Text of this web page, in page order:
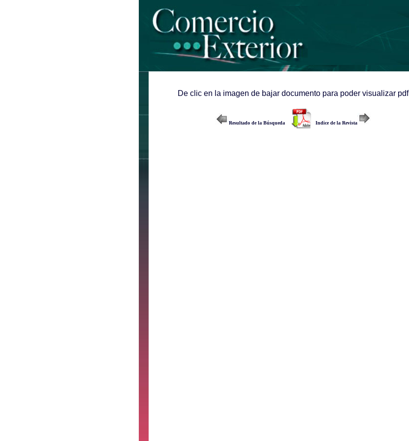
De clic en la imagen de bajar documento para poder visualizar pdf
Resultado de la Búsqueda Indice de la Revista